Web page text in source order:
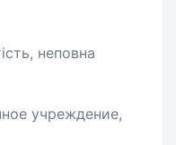
неповна
учреждение,